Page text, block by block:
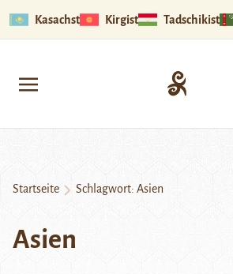
Kasachstan Kirgistan Tadschikistan
Startseite Schlagwort: Asien
Asien